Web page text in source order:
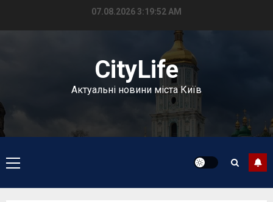
07.08.2026 3:19:53 AM
CityLife
Актуальні новини міста Київ
Головне
меню